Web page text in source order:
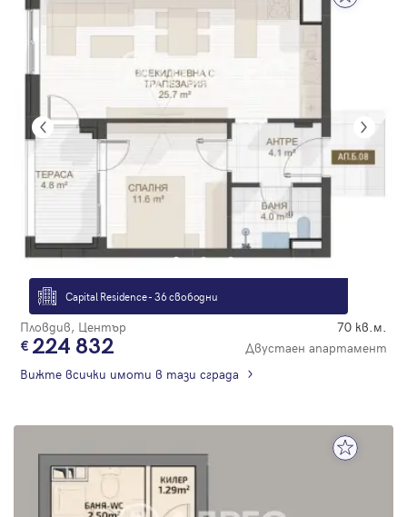
Capital Residence - 36 свободни
Пловдив, Център 70 кв.м.
224 832
Двустаен апартамент
Вижте всички имоти в тази сграда